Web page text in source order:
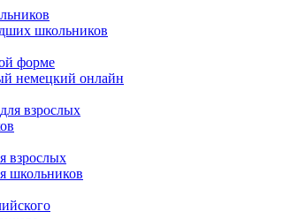
школьников
форме
немецкий онлайн
взрослых
взрослых
школьников